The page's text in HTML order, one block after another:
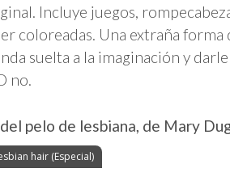
Incluye juegos,
coloreadas. Una extraña
suelta a la imaginación y
no.
pelo de lesbiana, de Mary
hair (Especial)